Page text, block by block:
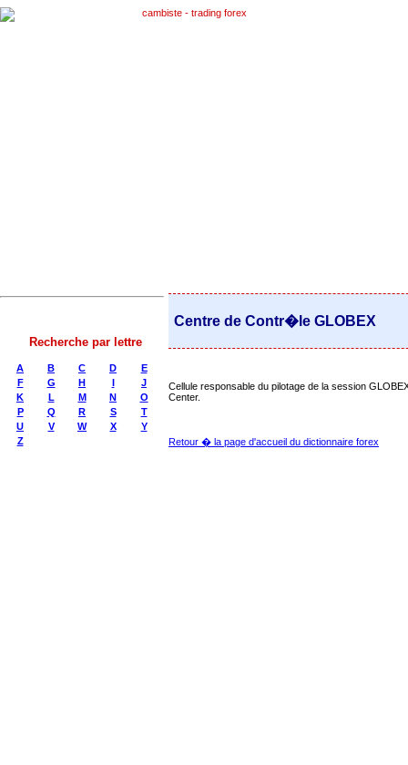
Centre de Contr�le GLOBEX
Cellule responsable du pilotage de la session
Center.
Retour � la page d'accueil du dictionnaire forex
Recherche par lettre
A B C D
E
F
G H I
J
K
L M N
O
P
Q R S
T
U
V W X
Y
Z